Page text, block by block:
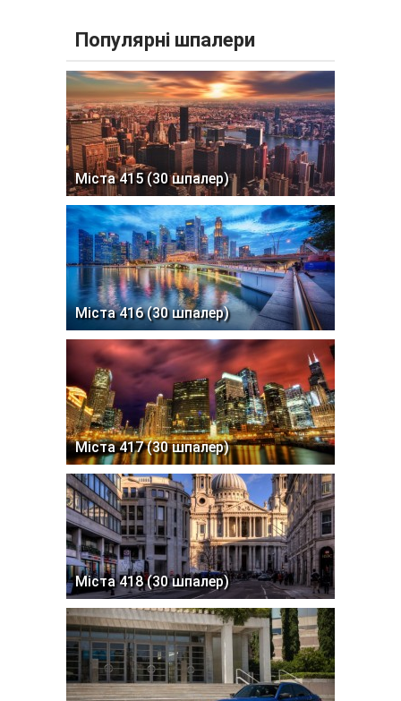
Популярні шпалери
Міста 415 (30 шпалер)
Міста 416 (30 шпалер)
Міста 417 (30 шпалер)
Міста 418 (30 шпалер)